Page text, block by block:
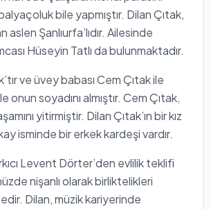
bile yapmıştır. Dilan Çıtak,
Şanlıurfa’lıdır. Ailesinde
Hüseyin Tatlı da bulunmaktadır.
ve üvey babası Cem Çıtak ile
onun soyadını almıştır. Cem Çıtak,
yitirmiştir. Dilan Çıtak’ın bir kız
isminde bir erkek kardeşi vardır.
Levent Dörter’den evlilik teklifi
nişanlı olarak birliktelikleri
Dilan, müzik kariyerinde